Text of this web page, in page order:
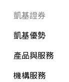
凱基證券
凱基優勢
產品與服務
機構服務